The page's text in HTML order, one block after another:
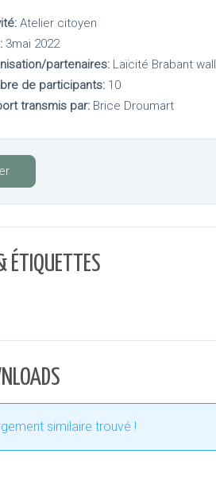
Atelier citoyen
3mai 2022
partenaires: Laïcité Brabant
de participants: 10
transmis par: Brice Droumart
ÉTIQUETTES
similaire trouvé !